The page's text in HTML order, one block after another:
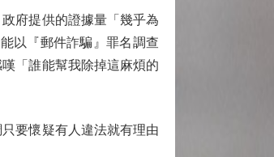
府提供的證據量「幾乎為
以『郵件詐騙』罪名調查
「誰能幫我除掉這麻煩的
要懷疑有人違法就有理由